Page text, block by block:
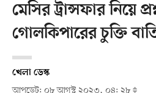
মেসির ট্রান্সফার নিয়ে
গোলকিপারের চুক্তি
খেলা ডেস্ক